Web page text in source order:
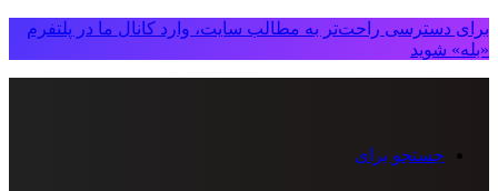
برای دسترسی راحت‌تر به مطالب سایت، وارد کانال ما در پلتفرم
«بله» شوید
جستجو برای